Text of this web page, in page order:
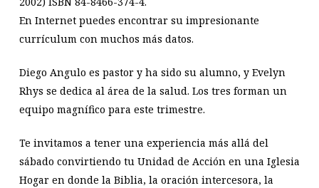
En Internet puedes encontrar su impresionante
currículum con muchos más datos.
Diego Angulo es pastor y ha sido su alumno, y Evelyn
Rhys se dedica al área de la salud. Los tres forman un
equipo magnífico para este trimestre.
Te invitamos a tener una experiencia más allá del
sábado convirtiendo tu Unidad de Acción en una Iglesia
Hogar en donde la Biblia, la oración intercesora, la